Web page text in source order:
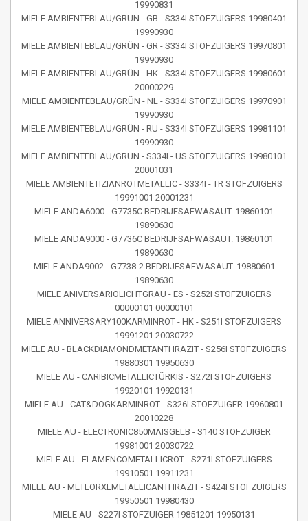
19990831
MIELE AMBIENTEBLAU/GRÜN - GB - S334I STOFZUIGERS 19980401
19990930
MIELE AMBIENTEBLAU/GRÜN - GR - S334I STOFZUIGERS 19970801
19990930
MIELE AMBIENTEBLAU/GRÜN - HK - S334I STOFZUIGERS 19980601
20000229
MIELE AMBIENTEBLAU/GRÜN - NL - S334I STOFZUIGERS 19970901
19990930
MIELE AMBIENTEBLAU/GRÜN - RU - S334I STOFZUIGERS 19981101
19990930
MIELE AMBIENTEBLAU/GRÜN - S334I - US STOFZUIGERS 19980101
20001031
MIELE AMBIENTETIZIANROTMETALLIC - S334I - TR STOFZUIGERS
19991001 20001231
MIELE ANDA6000 - G7735C BEDRIJFSAFWASAUT. 19860101
19890630
MIELE ANDA9000 - G7736C BEDRIJFSAFWASAUT. 19860101
19890630
MIELE ANDA9002 - G7738-2 BEDRIJFSAFWASAUT. 19880601
19890630
MIELE ANIVERSARIOLICHTGRAU - ES - S252I STOFZUIGERS
00000101 00000101
MIELE ANNIVERSARY100KARMINROT - HK - S251I STOFZUIGERS
19991201 20030722
MIELE AU - BLACKDIAMONDMETANTHRAZIT - S256I STOFZUIGERS
19880301 19950630
MIELE AU - CARIBICMETALLICTÜRKIS - S272I STOFZUIGERS
19920101 19920131
MIELE AU - CAT&DOGKARMINROT - S326I STOFZUIGER 19960801
20010228
MIELE AU - ELECTRONIC850MAISGELB - S140 STOFZUIGER
19981001 20030722
MIELE AU - FLAMENCOMETALLICROT - S271I STOFZUIGERS
19910501 19911231
MIELE AU - METEORXLMETALLICANTHRAZIT - S424I STOFZUIGERS
19950501 19980430
MIELE AU - S227I STOFZUIGER 19851201 19950131